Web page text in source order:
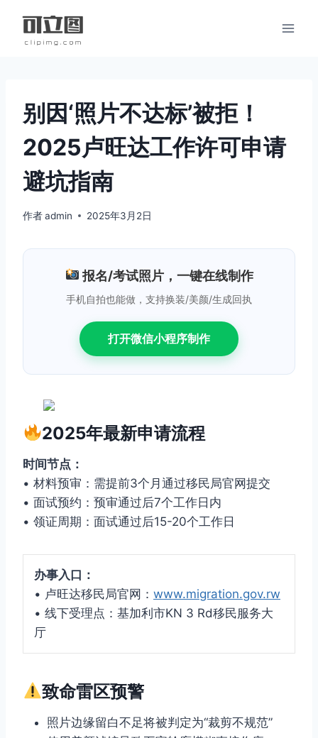
别因‘照片不达标’被拒！
2025卢旺达工作许可申请
避坑指南
作者admin 2025年3月2日
报名/考试照片，一键在线制作
手机自拍也能做，支持换装/美颜/生成回执
打开微信小程序制作
2025年最新申请流程
时间节点：
• 材料预审：需提前3个月通过移民局官网提交
• 面试预约：预审通过后7个工作日内
• 领证周期：面试通过后15-20个工作日
办事入口：
• 卢旺达移民局官网： www.migration.gov.rw
• 线下受理点：基加利市KN 3 Rd移民服务大
厅
致命雷区预警
照片边缘留白不足将被判定为“裁剪不规范”